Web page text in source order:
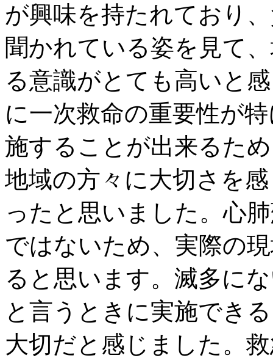
が興味を持たれており
聞かれている姿を見て
る意識がとても高いと
に一次救命の重要性が
施することが出来るた
地域の方々に大切さを
ったと思いました。心
ではないため、実際の
ると思います。滅多に
と言うときに実施でき
大切だと感じました。